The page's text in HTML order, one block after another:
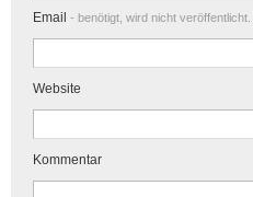
Email - benötigt, wird nicht veröffentlicht.
Website
Kommentar